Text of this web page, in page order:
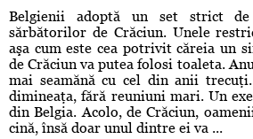
Belgienii adoptă un set strict
sărbătorilor de Crăciun. Unele
aşa cum este cea potrivit căreia un
de Crăciun va putea folosi toaleta.
mai seamănă cu cel din anii
dimineaţa, fără reuniuni mari. Un
din Belgia. Acolo, de Crăciun,
cină, însă doar unul dintre ei va ...